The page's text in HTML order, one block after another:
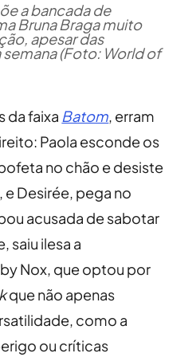
a bancada de
Bruna Braga muito
apesar das
(Foto: World of
da faixa Batom, erram
Paola esconde os
no chão e desiste
e Desirée, pega no
acusada de sabotar
saiu ilesa a
Nox, que optou por
que não apenas
como a
ou críticas